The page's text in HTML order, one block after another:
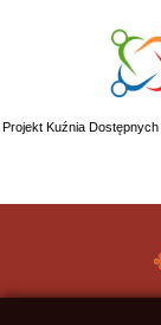
Projekt Kuźnia